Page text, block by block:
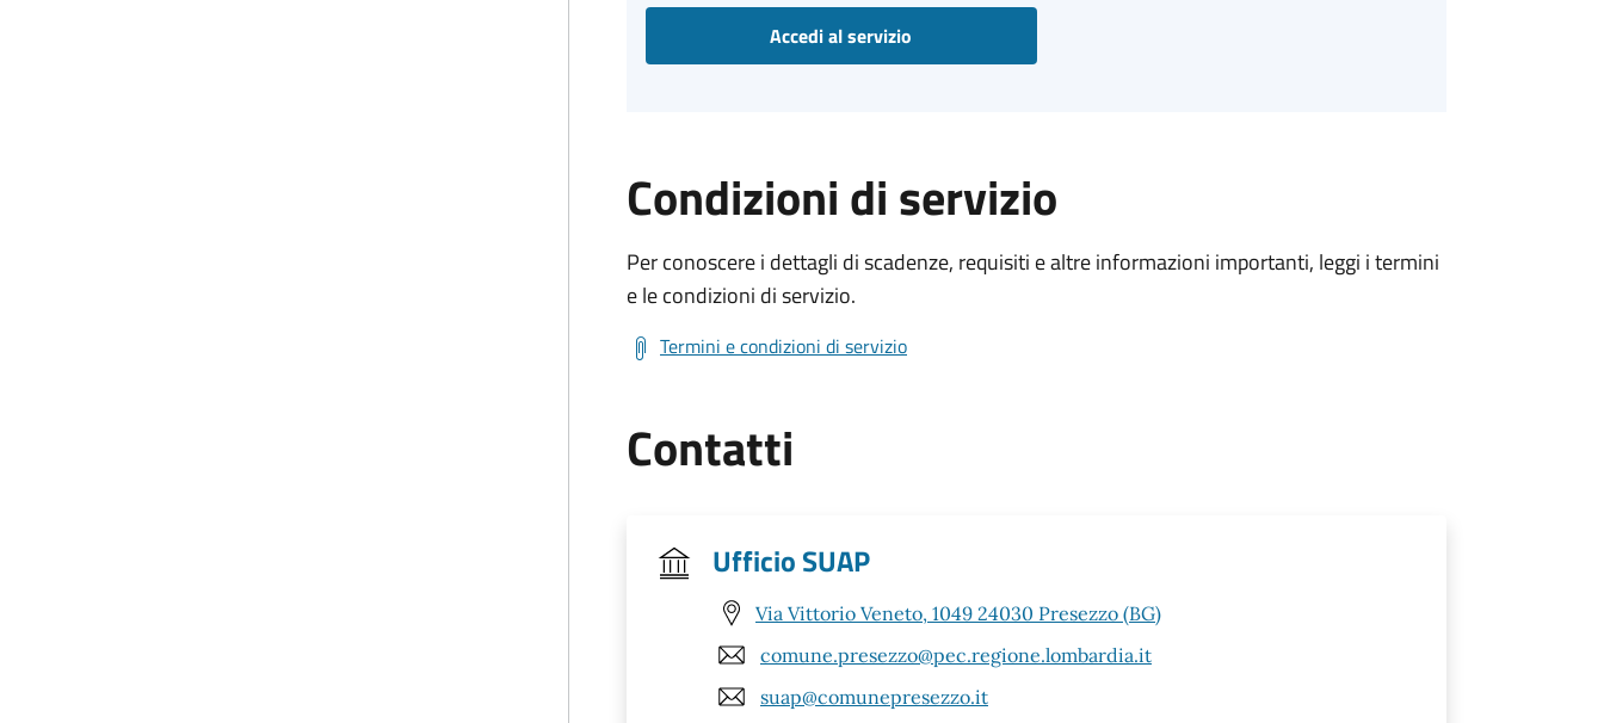
Accedi al servizio
Condizioni di servizio
Per conoscere i dettagli di scadenze, requisiti e altre informazioni importanti, leggi i termini
e le condizioni di servizio.
Termini e condizioni di servizio
Contatti
Ufficio SUAP
Via Vittorio Veneto, 1049 24030 Presezzo (BG)
comune.presezzo@pec.regione.lombardia.it
suap@comunepresezzo.it